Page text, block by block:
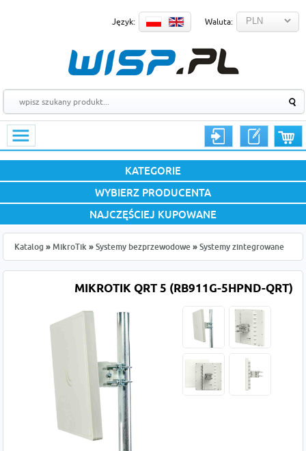
Język: Waluta:
KATEGORIE
WYBIERZ PRODUCENTA
NAJCZĘŚCIEJ KUPOWANE
Katalog » MikroTik » Systemy bezprzewodowe » Systemy zintegrowane
MIKROTIK QRT 5 (RB911G-5HPND-QRT)